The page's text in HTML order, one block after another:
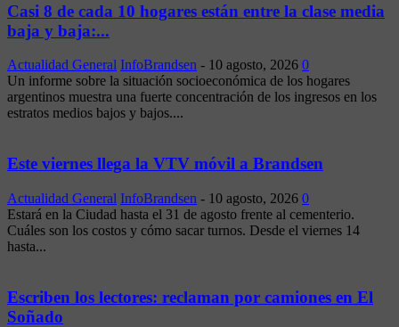
Casi 8 de cada 10 hogares están entre la clase media
baja y baja:...
Actualidad General InfoBrandsen - 10 agosto, 2026 0
Un informe sobre la situación socioeconómica de los hogares
argentinos muestra una fuerte concentración de los ingresos en los
estratos medios bajos y bajos....
Este viernes llega la VTV móvil a Brandsen
Actualidad General InfoBrandsen - 10 agosto, 2026 0
Estará en la Ciudad hasta el 31 de agosto frente al cementerio.
Cuáles son los costos y cómo sacar turnos. Desde el viernes 14
hasta...
Escriben los lectores: reclaman por camiones en El
Soñado